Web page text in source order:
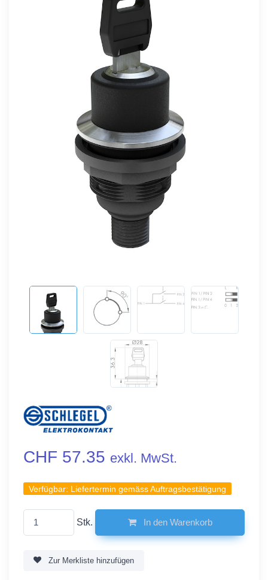
CHF 57.35 exkl. MwSt.
Verfügbar: Liefertermin gemäss Auftragsbestätigung
Stk. In den Warenkorb
Zur Merkliste hinzufügen